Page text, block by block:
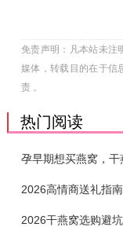
免责声明：凡本站未注
媒体，转载目的在于信
责 。
热门阅读